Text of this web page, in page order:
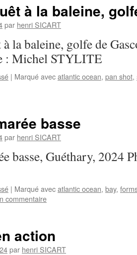
à la baleine,
par henri SICART
la baleine, golfe de
: Michel STYLITE
| Marqué avecatlantic ocean, pan shot,
basse
par henri SICART
basse, Guéthary, 2024
| Marqué avecatlantic ocean, bay,
commentaire
action
par henri SICART